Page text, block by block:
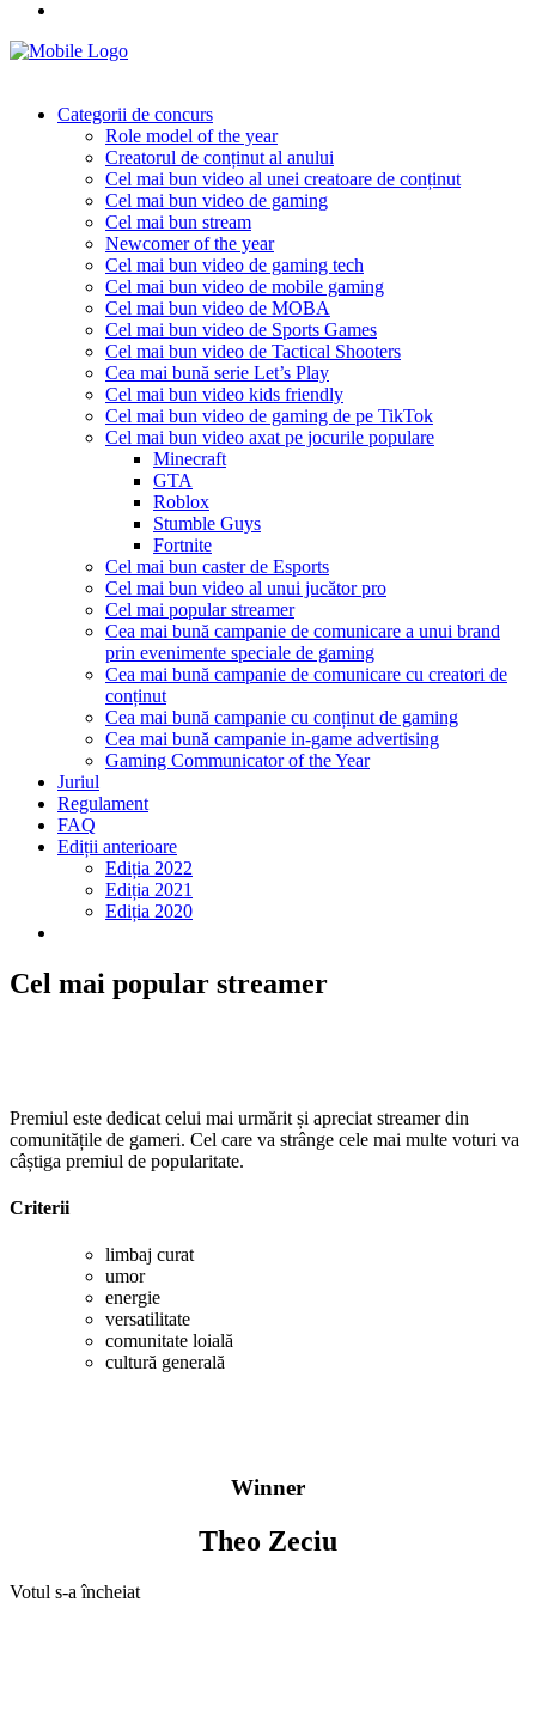
Categorii de concurs
Role model of the year
Creatorul de conținut al anului
Cel mai bun video al unei creatoare de conținut
Cel mai bun video de gaming
Cel mai bun stream
Newcomer of the year
Cel mai bun video de gaming tech
Cel mai bun video de mobile gaming
Cel mai bun video de MOBA
Cel mai bun video de Sports Games
Cel mai bun video de Tactical Shooters
Cea mai bună serie Let’s Play
Cel mai bun video kids friendly
Cel mai bun video de gaming de pe TikTok
Cel mai bun video axat pe jocurile populare
Minecraft
GTA
Roblox
Stumble Guys
Fortnite
Cel mai bun caster de Esports
Cel mai bun video al unui jucător pro
Cel mai popular streamer
Cea mai bună campanie de comunicare a unui brand
prin evenimente speciale de gaming
Cea mai bună campanie de comunicare cu creatori de
conținut
Cea mai bună campanie cu conținut de gaming
Cea mai bună campanie in-game advertising
Gaming Communicator of the Year
Juriul
Regulament
FAQ
Ediții anterioare
Ediția 2022
Ediția 2021
Ediția 2020
Cel mai popular streamer
Premiul este dedicat celui mai urmărit și apreciat streamer din
comunitățile de gameri. Cel care va strânge cele mai multe voturi va
câștiga premiul de popularitate.
Criterii
limbaj curat
umor
energie
versatilitate
comunitate loială
cultură generală
Winner
Theo Zeciu
Votul s-a încheiat